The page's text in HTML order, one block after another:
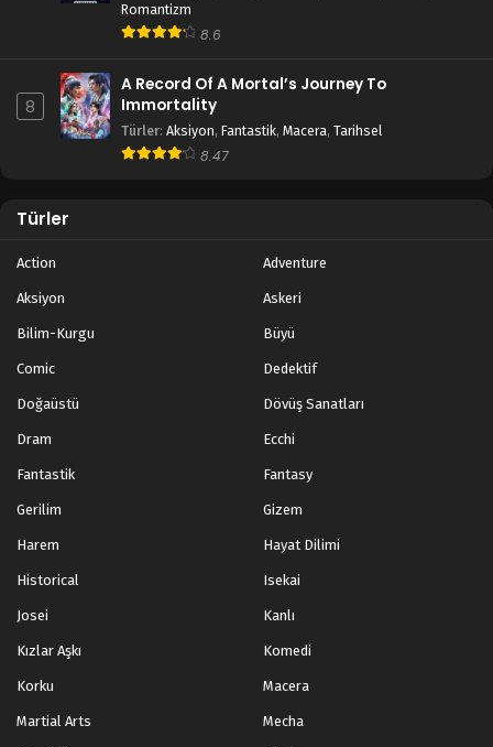
Romantizm
8.6
8
A Record Of A Mortal’s Journey To
Immortality
Türler: Aksiyon, Fantastik, Macera, Tarihsel
8.47
Türler
Action Adventure
Aksiyon Askeri
Bilim-Kurgu Büyü
Comic Dedektif
Doğaüstü Dövüş Sanatları
Dram Ecchi
Fantastik Fantasy
Gerilim Gizem
Harem Hayat Dilimi
Historical Isekai
Josei Kanlı
Kızlar Aşkı Komedi
Korku Macera
Martial Arts Mecha